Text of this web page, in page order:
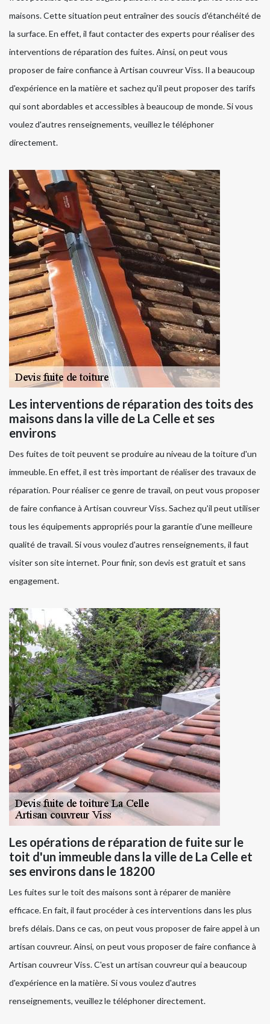
maisons. Cette situation peut entraîner des soucis d'étanchéité de
la surface. En effet, il faut contacter des experts pour réaliser des
interventions de réparation des fuites. Ainsi, on peut vous
proposer de faire confiance à Artisan couvreur Viss. Il a beaucoup
d'expérience en la matière et sachez qu'il peut proposer des tarifs
qui sont abordables et accessibles à beaucoup de monde. Si vous
voulez d'autres renseignements, veuillez le téléphoner
directement.
Les interventions de réparation des toits des
maisons dans la ville de La Celle et ses
environs
Des fuites de toit peuvent se produire au niveau de la toiture d'un
immeuble. En effet, il est très important de réaliser des travaux de
réparation. Pour réaliser ce genre de travail, on peut vous proposer
de faire confiance à Artisan couvreur Viss. Sachez qu'il peut utiliser
tous les équipements appropriés pour la garantie d'une meilleure
qualité de travail. Si vous voulez d'autres renseignements, il faut
visiter son site internet. Pour finir, son devis est gratuit et sans
engagement.
Les opérations de réparation de fuite sur le
toit d'un immeuble dans la ville de La Celle et
ses environs dans le 18200
Les fuites sur le toit des maisons sont à réparer de manière
efficace. En fait, il faut procéder à ces interventions dans les plus
brefs délais. Dans ce cas, on peut vous proposer de faire appel à un
artisan couvreur. Ainsi, on peut vous proposer de faire confiance à
Artisan couvreur Viss. C'est un artisan couvreur qui a beaucoup
d'expérience en la matière. Si vous voulez d'autres
renseignements, veuillez le téléphoner directement.